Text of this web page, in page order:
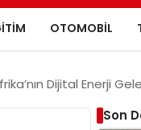
OTOMOBIL
Dijital Enerji
Son